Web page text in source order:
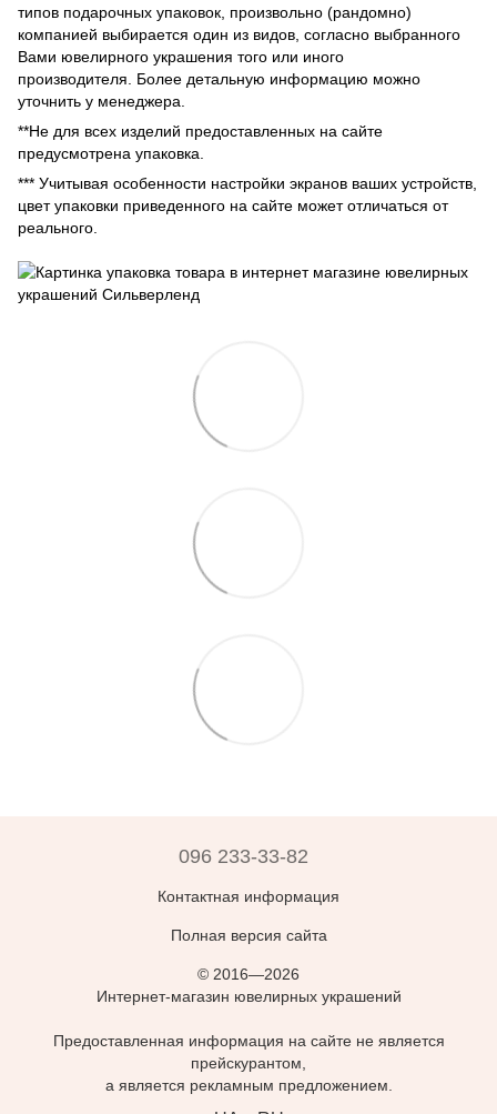
типов подарочных упаковок, произвольно (рандомно)
компанией выбирается один из видов, согласно выбранного
Вами ювелирного украшения того или иного
производителя. Более детальную информацию можно
уточнить у менеджера.
**Не для всех изделий предоставленных на сайте
предусмотрена упаковка.
*** Учитывая особенности настройки экранов ваших устройств,
цвет упаковки приведенного на сайте может отличаться от
реального.
096 233-33-82
Контактная информация
Полная версия сайта
© 2016—2026
Интернет-магазин ювелирных украшений
Предоставленная информация на сайте не является
прейскурантом,
а является рекламным предложением.